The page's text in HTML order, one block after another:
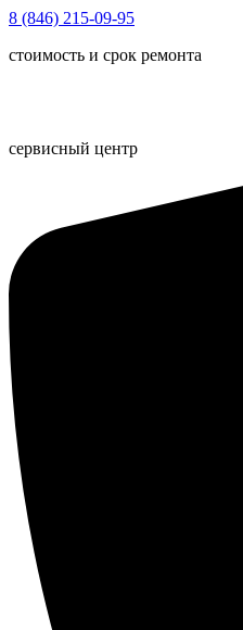
Перейти
содержимому
8 (846) 215-09-95
стоимость и срок ремонта
сервисный центр